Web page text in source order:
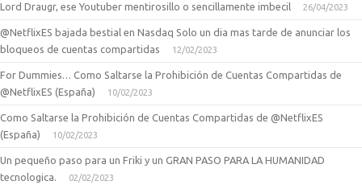
Lord Draugr, ese Youtuber mentirosillo o sencillamente imbecil 26/04/2023
@NetflixES bajada bestial en Nasdaq Solo un dia mas tarde de anunciar los
bloqueos de cuentas compartidas
12/02/2023
For Dummies… Como Saltarse la Prohibición de Cuentas Compartidas de
@NetflixES (España)
10/02/2023
Como Saltarse la Prohibición de Cuentas Compartidas de @NetflixES
(España)
10/02/2023
Un pequeño paso para un Friki y un GRAN PASO PARA LA HUMANIDAD
tecnologica.
02/02/2023